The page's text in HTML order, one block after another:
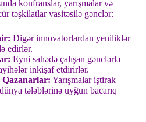
konfranslar, yarışmalar və
təşkilatlar vasitəsilə gənclər:
Digər innovatorlardan yeniliklər
edirlər.
Eyni sahədə çalışan gənclərlə
inkişaf etdirirlər.
Yarışmalar iştirak
tələblərinə uyğun bacarıq